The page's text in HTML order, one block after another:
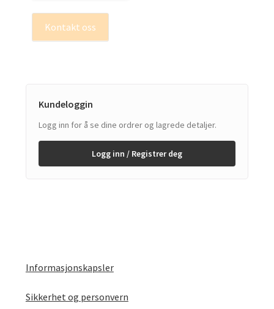
Kontakt oss
Kundeloggin
Logg inn for å se dine ordrer og lagrede detaljer.
Logg inn / Registrer deg
Informasjonskapsler
Sikkerhet og personvern